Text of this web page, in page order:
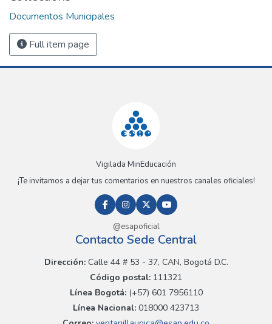
Documentos Municipales
Full item page
Vigilada MinEducación
¡Te invitamos a dejar tus comentarios en nuestros canales oficiales!
@esapoficial
Contacto Sede Central
Dirección:Calle 44 # 53 - 37, CAN, Bogotá D.C.
Código postal: 111321
Línea Bogotá:(+57) 601 7956110
Línea Nacional: 018000 423713